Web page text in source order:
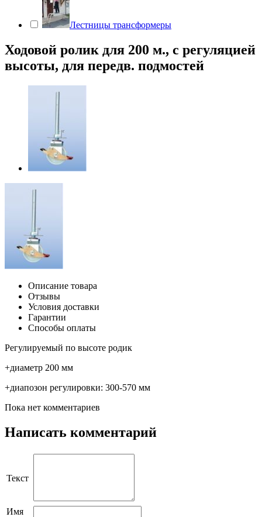
Лестницы трансформеры
Ходовой ролик для 200 м., с регуляцией
высоты, для передв. подмостей
Описание товара
Отзывы
Условия доставки
Гарантии
Способы оплаты
Регулируемый по высоте родик
+диаметр 200 мм
+диапозон регулировки: 300-570 мм
Пока нет комментариев
Написать комментарий
Текст
Имя